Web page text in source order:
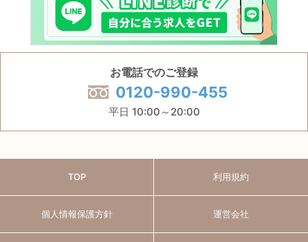
お電話でのご登録
0120-990-455
平日 10:00～20:00
TOP 利用規約
個人情報保護方針 運営会社